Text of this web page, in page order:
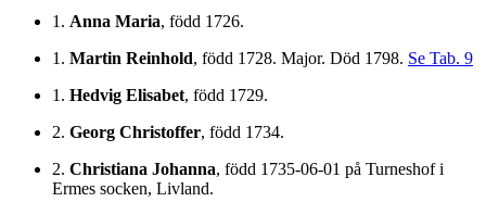
1. Anna Maria, född 1726.
1. Martin Reinhold, född 1728. Major. Död 1798. Se Tab. 9
1. Hedvig Elisabet, född 1729.
2. Georg Christoffer, född 1734.
2. Christiana Johanna, född 1735-06-01 på Turneshof i
Ermes socken, Livland.